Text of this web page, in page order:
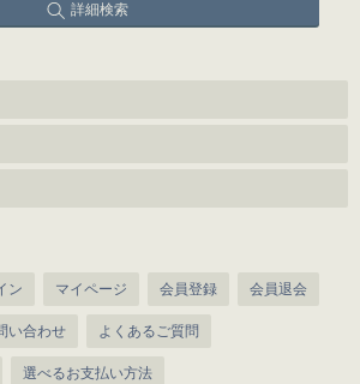
詳細検索
ン マイページ 会員登録 会員退会
い合わせ よくあるご質問
選べるお支払い方法